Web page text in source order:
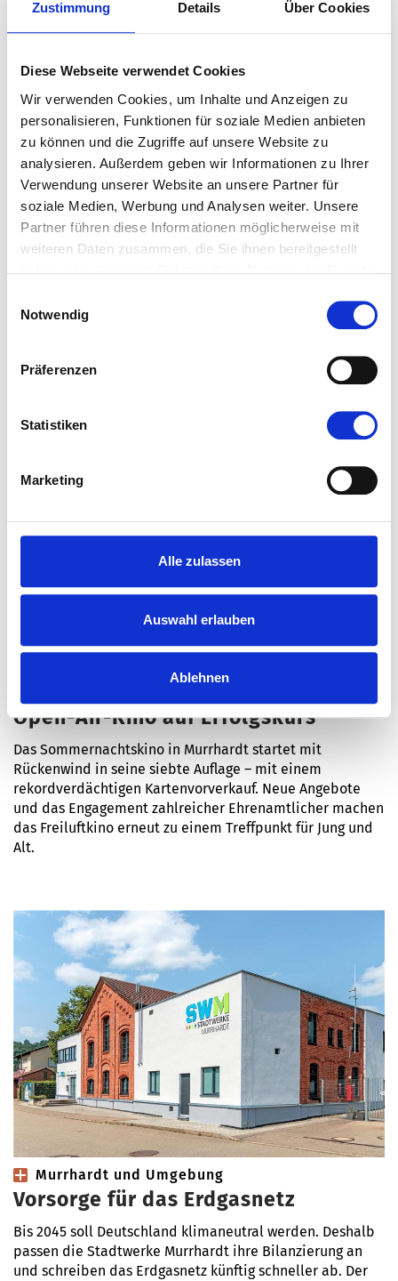
Zustimmung Details Über Cookies
Diese Webseite verwendet Cookies
Wir verwenden Cookies, um Inhalte und Anzeigen zu
personalisieren, Funktionen für soziale Medien anbieten
zu können und die Zugriffe auf unsere Website zu
analysieren. Außerdem geben wir Informationen zu Ihrer
Verwendung unserer Website an unsere Partner für
soziale Medien, Werbung und Analysen weiter. Unsere
Partner führen diese Informationen möglicherweise mit
weiteren Daten zusammen, die Sie ihnen bereitgestellt
Notwendig
Präferenzen
Statistiken
Marketing
Alle zulassen
Auswahl erlauben
Ablehnen
Sie haben bereits ein Print- oder E-
Paperabo?
Kostenloser Zugang zu muz+
Sie sind Abonnent? Hier einloggen
Erstellt: 3. Juni 2026, 06:00 Uhr
Open-Air-Kino auf Erfolgskurs
Das Sommernachtskino in Murrhardt startet mit
Rückenwind in seine siebte Auflage – mit einem
rekordverdächtigen Kartenvorverkauf. Neue Angebote
und das Engagement zahlreicher Ehrenamtlicher machen
das Freiluftkino erneut zu einem Treffpunkt für Jung und
Alt.
Murrhardt und Umgebung
Vorsorge für das Erdgasnetz
Bis 2045 soll Deutschland klimaneutral werden. Deshalb
passen die Stadtwerke Murrhardt ihre Bilanzierung an
und schreiben das Erdgasnetz künftig schneller ab. Der